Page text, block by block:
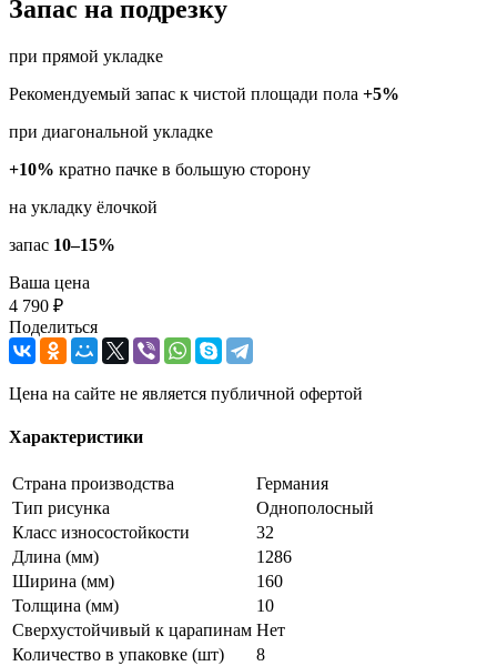
Запас на подрезку
при прямой укладке
Рекомендуемый запас к чистой площади пола +5%
при диагональной укладке
+10% кратно пачке в большую сторону
на укладку ёлочкой
запас 10–15%
Ваша цена
4 790 ₽
Поделиться
Цена на сайте не является публичной офертой
Характеристики
Страна производства
Германия
Тип рисунка
Однополосный
Класс износостойкости
32
Длина (мм)
1286
Ширина (мм)
160
Толщина (мм)
10
Сверхустойчивый к царапинам Нет
Количество в упаковке (шт)
8